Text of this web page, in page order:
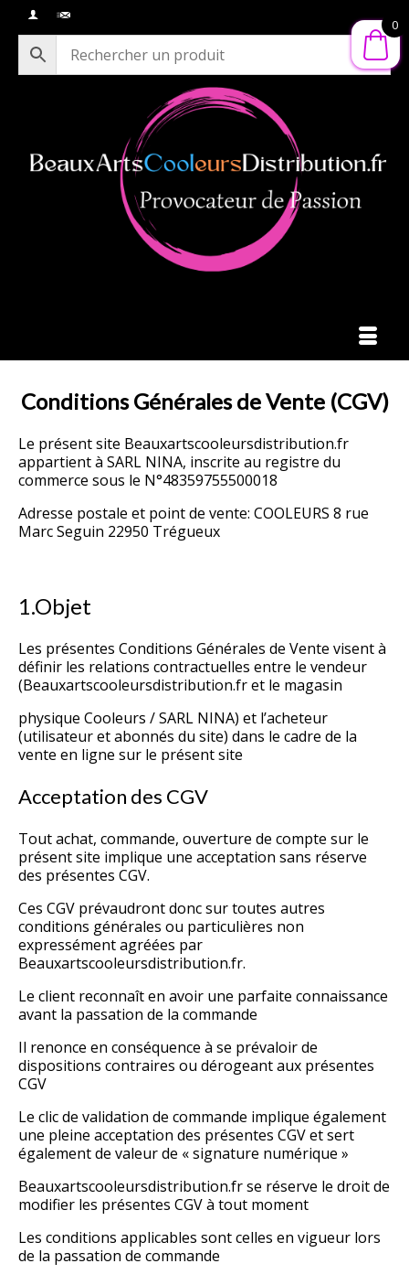
Conditions Générales de Vente (CGV)
Le présent site Beauxartscooleursdistribution.fr
appartient à SARL NINA, inscrite au registre du
commerce sous le N°48359755500018
Adresse postale et point de vente: COOLEURS 8 rue
Marc Seguin 22950 Trégueux
1.Objet
Les présentes Conditions Générales de Vente visent à
définir les relations contractuelles entre le vendeur
(Beauxartscooleursdistribution.fr et le magasin
physique Cooleurs / SARL NINA) et l’acheteur
(utilisateur et abonnés du site) dans le cadre de la
vente en ligne sur le présent site
Acceptation des CGV
Tout achat, commande, ouverture de compte sur le
présent site implique une acceptation sans réserve
des présentes CGV.
Ces CGV prévaudront donc sur toutes autres
conditions générales ou particulières non
expressément agréées par
Beauxartscooleursdistribution.fr.
Le client reconnaît en avoir une parfaite connaissance
avant la passation de la commande
Il renonce en conséquence à se prévaloir de
dispositions contraires ou dérogeant aux présentes
CGV
Le clic de validation de commande implique également
une pleine acceptation des présentes CGV et sert
également de valeur de « signature numérique »
Beauxartscooleursdistribution.fr se réserve le droit de
modifier les présentes CGV à tout moment
Les conditions applicables sont celles en vigueur lors
de la passation de commande
0